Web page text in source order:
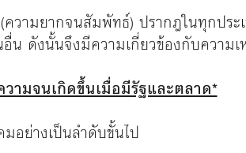
วามยากจนสัมพัทธ์) ปรากฎในทุกปร
น ดังนั้นจึงมีความเกี่ยวข้องกับความ
วามจนเกิดขึ้นเมื่อมีรัฐและตลาด*
อย่างเป็นลำดับขั้นไป